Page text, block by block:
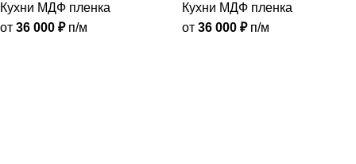
Кухни МДФ пленка
от 36 000 ₽п/м
Кухни МДФ пленка
от 36 000 ₽п/м